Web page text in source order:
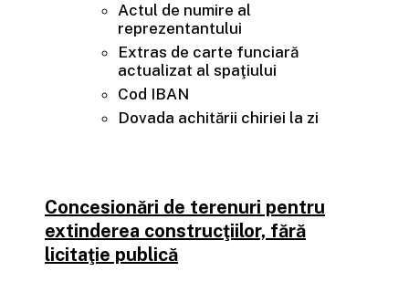
Actul de numire al
reprezentantului
Extras de carte funciară
actualizat al spaţiului
Cod IBAN
Dovada achitării chiriei la zi
Concesionări de terenuri pentru
extinderea construcţiilor, fără
licitaţie publică